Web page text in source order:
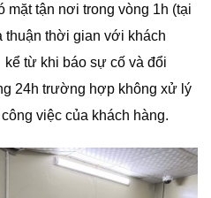
mặt tận nơi trong vòng 1h (tại
thuận thời gian với khách
từ khi báo sự cố và đổi
24h trường hợp không xử lý
việc của khách hàng.